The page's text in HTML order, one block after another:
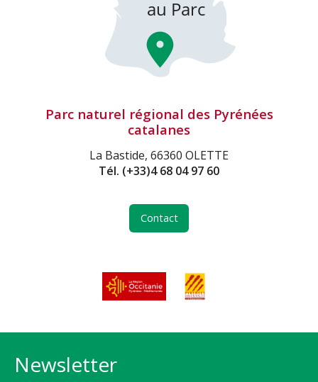
Parc naturel régional des Pyrénées
catalanes
La Bastide, 66360 OLETTE
Tél. (+33)4 68 04 97 60
Contact
Newsletter